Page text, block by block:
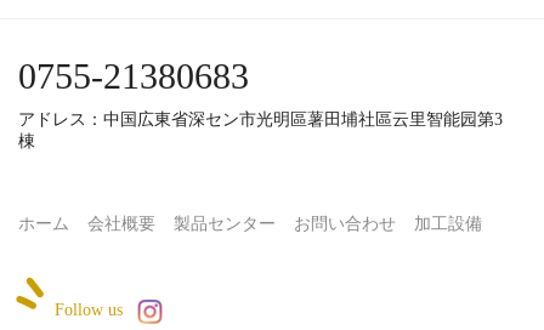
0755-21380683
アドレス：中国広東省深セン市光明區薯田埔社區云里智能园第3
棟
ホーム 会社概要 製品センター お問い合わせ 加工設備
Follow us